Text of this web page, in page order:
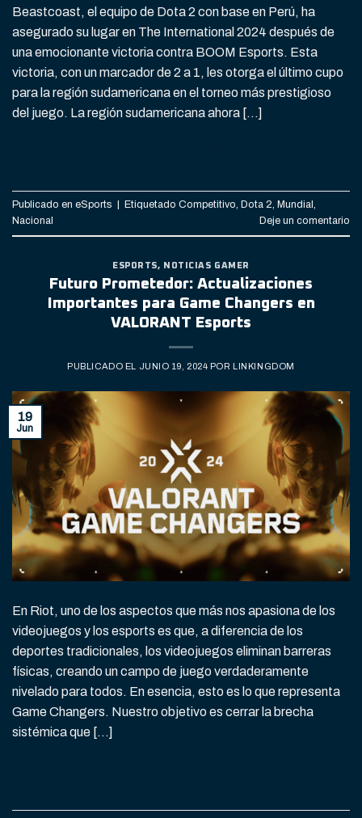
Beastcoast, el equipo de Dota 2 con base en Perú, ha
asegurado su lugar en The International 2024 después de
una emocionante victoria contra BOOM Esports. Esta
victoria, con un marcador de 2 a 1, les otorga el último cupo
para la región sudamericana en el torneo más prestigioso
del juego. La región sudamericana ahora […]
Publicado en eSports Etiquetado Competitivo, Dota 2, Mundial ,
Nacional
Deje un comentario
ESPORTS, NOTICIAS GAMER
Futuro Prometedor: Actualizaciones
Importantes para Game Changers en
VALORANT Esports
PUBLICADO EL JUNIO 19, 2024 POR LINKINGDOM
19
Jun
En Riot, uno de los aspectos que más nos apasiona de los
videojuegos y los esports es que, a diferencia de los
deportes tradicionales, los videojuegos eliminan barreras
físicas, creando un campo de juego verdaderamente
nivelado para todos. En esencia, esto es lo que representa
Game Changers. Nuestro objetivo es cerrar la brecha
sistémica que […]